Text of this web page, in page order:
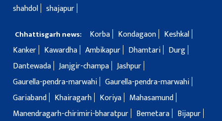
shahdol shajapur
Chhattisgarh news: Korba Kondagaon
Keshkal
Kanker
Kawardha Ambikapur Dhamtari
Durg
Dantewada Janjgir-champa Jashpur
Gaurella-pendra-marwahi Gaurella-pendra-marwahi
Gariaband
Khairagarh Koriya
Mahasamund
Manendragarh-chirimiri-bharatpur
Bemetara
Bijapur